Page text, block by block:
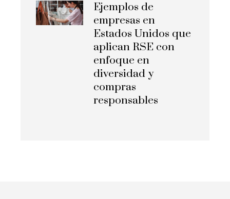
Ejemplos de
empresas en
Estados Unidos que
aplican RSE con
enfoque en
diversidad y
compras
responsables